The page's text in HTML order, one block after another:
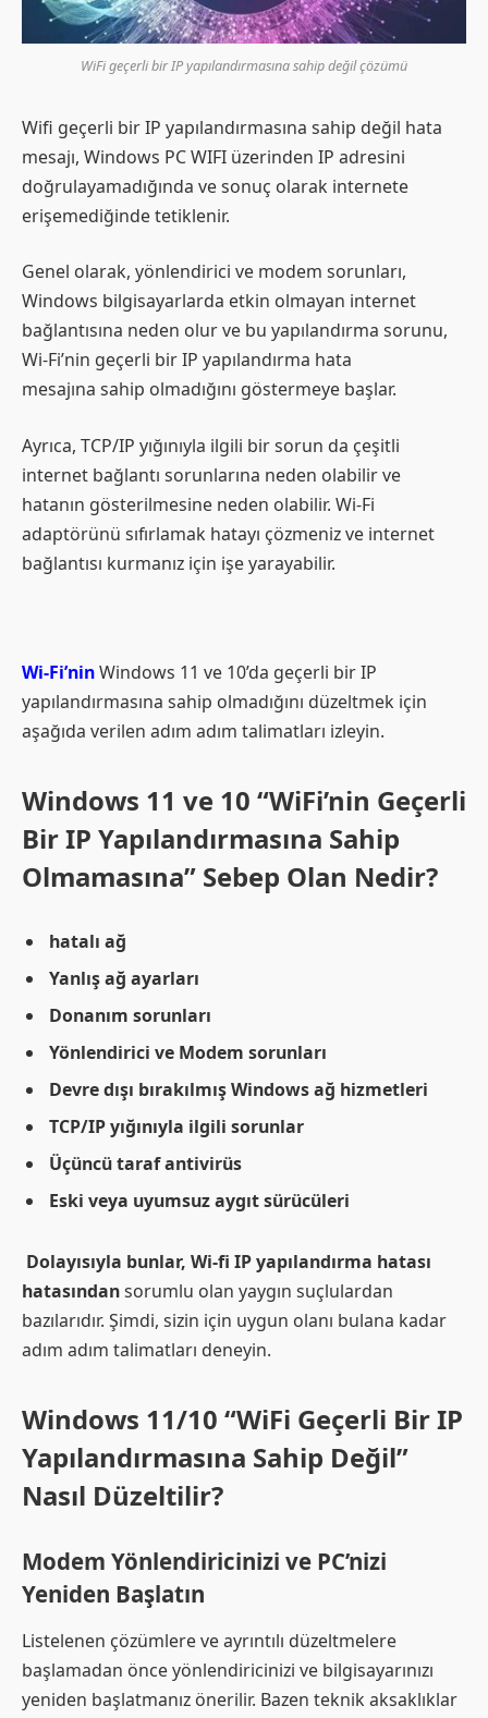
WiFi geçerli bir IP yapılandırmasına sahip değil çözümü
Wifi geçerli bir IP yapılandırmasına sahip değil hata
mesajı, Windows PC WIFI üzerinden IP adresini
doğrulayamadığında ve sonuç olarak internete
erişemediğinde tetiklenir.
Genel olarak, yönlendirici ve modem sorunları,
Windows bilgisayarlarda etkin olmayan internet
bağlantısına neden olur ve bu yapılandırma sorunu,
Wi-Fi’nin geçerli bir IP yapılandırma hata
mesajına sahip olmadığını göstermeye başlar.
Ayrıca, TCP/IP yığınıyla ilgili bir sorun da çeşitli
internet bağlantı sorunlarına neden olabilir ve
hatanın gösterilmesine neden olabilir. Wi-Fi
adaptörünü sıfırlamak hatayı çözmeniz ve internet
bağlantısı kurmanız için işe yarayabilir.
Wi-Fi’ninWindows 11 ve 10’da geçerli bir IP
yapılandırmasına sahip olmadığını düzeltmek için
aşağıda verilen adım adım talimatları izleyin.
Windows 11 ve 10 “WiFi’nin Geçerli
Bir IP Yapılandırmasına Sahip
Olmamasına” Sebep Olan Nedir?
hatalı ağ
Yanlış ağ ayarları
Donanım sorunları
Yönlendirici ve Modem sorunları
Devre dışı bırakılmış Windows ağ hizmetleri
TCP/IP yığınıyla ilgili sorunlar
Üçüncü taraf antivirüs
Eski veya uyumsuz aygıt sürücüleri
Dolayısıyla bunlar, Wi-fi IP yapılandırma hatası
hatasındansorumlu olan yaygın suçlulardan
bazılarıdır. Şimdi, sizin için uygun olanı bulana kadar
adım adım talimatları deneyin.
Windows 11/10 “WiFi Geçerli Bir IP
Yapılandırmasına Sahip Değil”
Nasıl Düzeltilir?
Modem Yönlendiricinizi ve PC’nizi
Yeniden Başlatın
Listelenen çözümlere ve ayrıntılı düzeltmelere
başlamadan önce yönlendiricinizi ve bilgisayarınızı
yeniden başlatmanız önerilir. Bazen teknik aksaklıklar